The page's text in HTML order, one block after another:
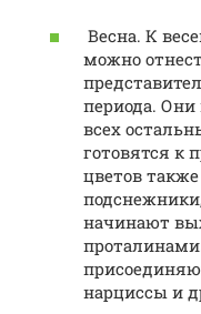
Весна. К
можно
периода.
всех
готовятся к
цветов
начинают
нарциссы и